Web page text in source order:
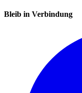
Bleib in Verbindung